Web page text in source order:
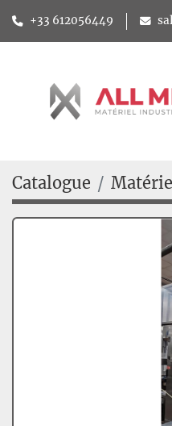
+33 612056449
Catalogue